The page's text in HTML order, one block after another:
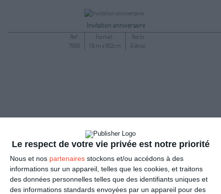
Le respect de votre vie privée est notre priorité
Nous et nos partenaires stockons et/ou accédons à des
informations sur un appareil, telles que les cookies, et traitons
des données personnelles telles que des identifiants uniques et
des informations standards envoyées par un appareil pour des
Invitation anniversaire
Ref :
7956
Format :
13cm x 18,2cm
Recto
&Verso